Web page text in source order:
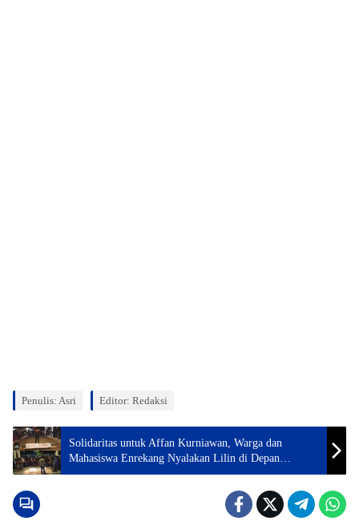
Penulis: Asri Editor: Redaksi
Solidaritas untuk Affan Kurniawan, Warga dan
Mahasiswa Enrekang Nyalakan Lilin di Depan
Mapolres